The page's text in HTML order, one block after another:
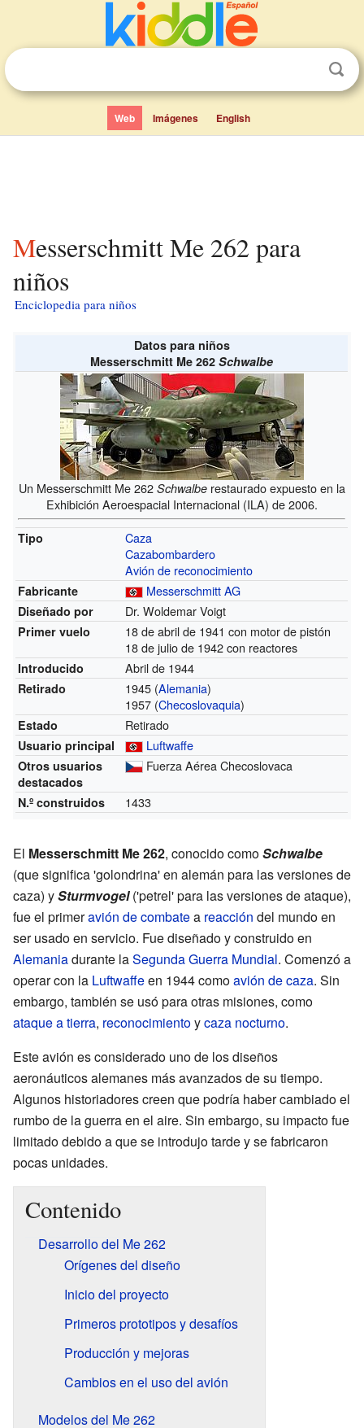
Web Imágenes English
Messerschmitt Me 262 para
niños
Enciclopedia para niños
Datos para niños
Messerschmitt Me 262Schwalbe
Un Messerschmitt Me 262 Schwalberestaurado expuesto en la
Exhibición Aeroespacial Internacional (ILA) de 2006.
Tipo
Caza
Cazabombardero
Avión de reconocimiento
Fabricante Messerschmitt AG
Diseñado por Dr. Woldemar Voigt
Primer vuelo
18 de abril de 1941 con motor de pistón
18 de julio de 1942 con reactores
Introducido Abril de 1944
Retirado 1945 (Alemania)
1957 (Checoslovaquia)
Estado Retirado
Usuario principal Luftwaffe
Otros usuarios
destacados
Fuerza Aérea Checoslovaca
N.º construidos 1433
El Messerschmitt Me 262, conocido comoSchwalbe
(que significa 'golondrina' en alemán para las versiones de
caza) ySturmvogel('petrel' para las versiones de ataque),
fue el primeravión de combatea reacción del mundo en
ser usado en servicio. Fue diseñado y construido en
Alemaniadurante laSegunda Guerra Mundial. Comenzó a
operar con la Luftwaffeen 1944 comoavión de caza. Sin
embargo, también se usó para otras misiones, como
ataque a tierra, reconocimientoycaza nocturno.
Este avión es considerado uno de los diseños
aeronáuticos alemanes más avanzados de su tiempo.
Algunos historiadores creen que podría haber cambiado el
rumbo de la guerra en el aire. Sin embargo, su impacto fue
limitado debido a que se introdujo tarde y se fabricaron
pocas unidades.
Contenido
Desarrollo del Me 262
Orígenes del diseño
Inicio del proyecto
Primeros prototipos y desafíos
Producción y mejoras
Cambios en el uso del avión
Modelos del Me 262